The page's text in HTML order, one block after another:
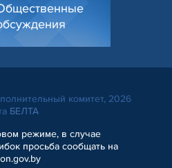
комитет, 2026
БЕЛТА
режиме, в случае
просьба сообщать на